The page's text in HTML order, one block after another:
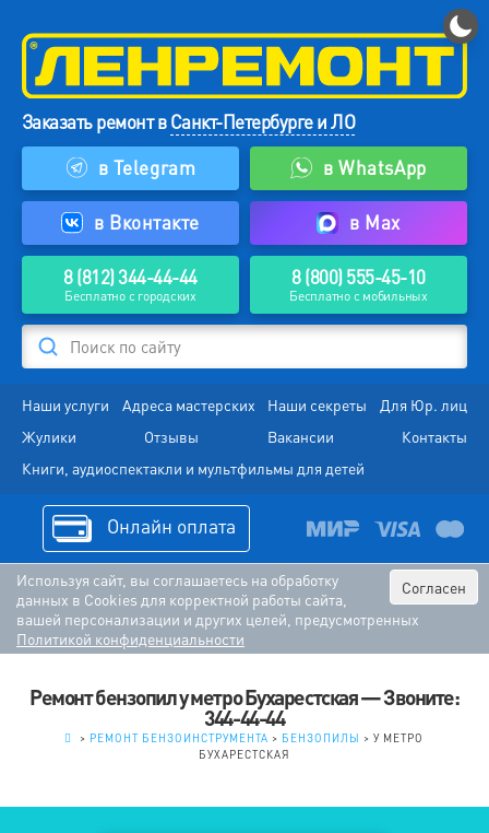
Заказать ремонт вСанкт-Петербурге и ЛО
в Telegram
в WhatsApp
в Вконтакте в Max
8 (812) 344-44-44
Бесплатно с городских
8 (800) 555-45-10
Бесплатно с мобильных
Поиск по сайту
Наши услуги Адреса мастерских Наши секреты
Для Юр. лиц
Жулики
Отзывы Вакансии
Контакты
Книги, аудиоспектакли и мультфильмы для детей
Онлайн оплата
Согласен
Используя сайт, вы соглашаетесь на обработку
данных в Cookies для корректной работы сайта,
вашей персонализации и других целей, предусмотренных
Политикой конфиденциальности
Ремонт бензопил у метро Бухарестская — Звоните:
344-44-44
> РЕМОНТ БЕНЗОИНСТРУМЕНТА > БЕНЗОПИЛЫ >У МЕТРО
БУХАРЕСТСКАЯ